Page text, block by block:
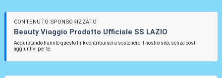
CONTENUTO SPONSORIZZATO
Beauty Viaggio Prodotto Ufficiale SS LAZIO
Acquistando tramite questo link contribuisci a sostenere il nostro sito, senza costi
aggiuntivi per te.